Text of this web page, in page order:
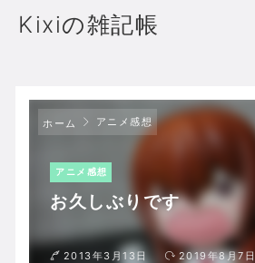
Kixiの雑記帳
ホーム アニメ感想
アニメ感想
お久しぶりです
2013年3月13日 2019年8月7日